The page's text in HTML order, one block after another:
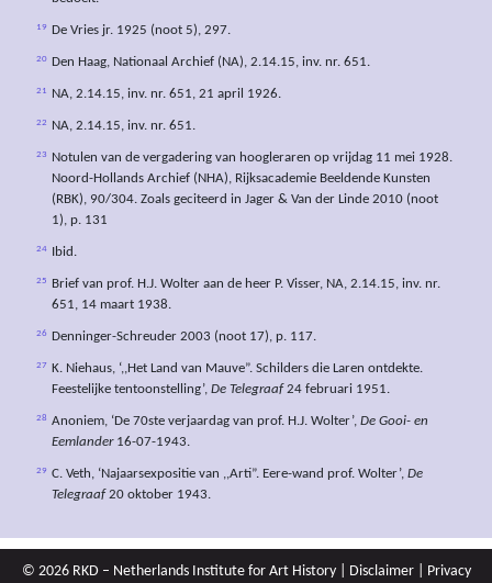
19 De Vries jr. 1925 (noot 5), 297.
20 Den Haag, Nationaal Archief (NA), 2.14.15, inv. nr. 651.
21 NA, 2.14.15, inv. nr. 651, 21 april 1926.
22 NA, 2.14.15, inv. nr. 651.
23
Notulen van de vergadering van hoogleraren op vrijdag 11 mei 1928.
Noord-Hollands Archief (NHA), Rijksacademie Beeldende Kunsten
(RBK), 90/304. Zoals geciteerd in Jager & Van der Linde 2010 (noot
1), p. 131
24 Ibid.
25
Brief van prof. H.J. Wolter aan de heer P. Visser, NA, 2.14.15, inv. nr.
651, 14 maart 1938.
26 Denninger-Schreuder 2003 (noot 17), p. 117.
27
K. Niehaus, ‘,,Het Land van Mauve”. Schilders die Laren ontdekte.
Feestelijke tentoonstelling’, De Telegraaf 24 februari 1951.
28 Anoniem, ‘De 70ste verjaardag van prof. H.J. Wolter’, De Gooi- en
Eemlander16-07-1943.
29 C. Veth, ‘Najaarsexpositie van ,,Arti”. Eere-wand prof. Wolter’, De
Telegraaf 20 oktober 1943.
© 2026 RKD – Netherlands Institute for Art History | Disclaimer| Privacy